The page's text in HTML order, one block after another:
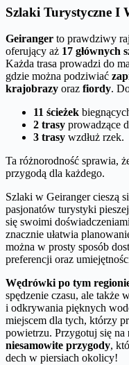
Szlaki Turystyczne I
Geiranger to prawdziwy
oferujący aż 17 głównych
Każda trasa prowadzi do
gdzie można podziwiać
krajobrazy oraz fiordy.
11 ścieżek
2 trasy prowadzące
3 trasy wzdłuż rzek.
Ta różnorodność sprawia,
przygodą dla każdego.
Szlaki w Geiranger cieszą
pasjonatów turystyki
się swoimi
znacznie ułatwia
można w prosty sposób
preferencji oraz
Wędrówki po tym
spędzenie czasu, ale także
i odkrywania pięknych
miejscem dla tych, którzy
powietrzu. Przygotuj się na
niesamowite przygody,
dech w piersiach okolicy!